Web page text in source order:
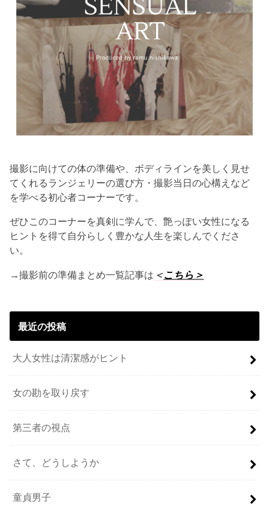
撮影に向けての体の準備や、ボディラインを美しく見せ
てくれるランジェリーの選び方・撮影当日の心構えなど
を学べる初心者コーナーです。
ぜひこのコーナーを真剣に学んで、艶っぽい女性になる
ヒントを得て自分らしく豊かな人生を楽しんでくださ
い。
→撮影前の準備まとめ一覧記事は ＜こちら＞
最近の投稿
大人女性は清潔感がヒント
女の勘を取り戻す
第三者の視点
さて、どうしようか
童貞男子